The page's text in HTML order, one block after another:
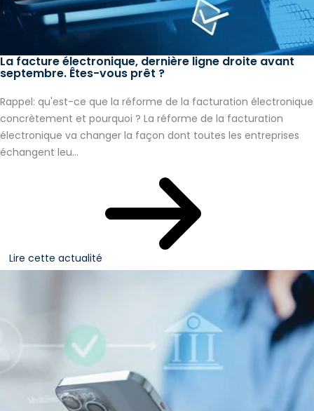
La facture électronique, dernière ligne droite avant
septembre. Êtes-vous prêt ?
Rappel: qu'est-ce que la réforme de la facturation électronique
concrètement et pourquoi ? La réforme de la facturation
électronique va changer la façon dont toutes les entreprises
échangent leu...
Lire cette actualité